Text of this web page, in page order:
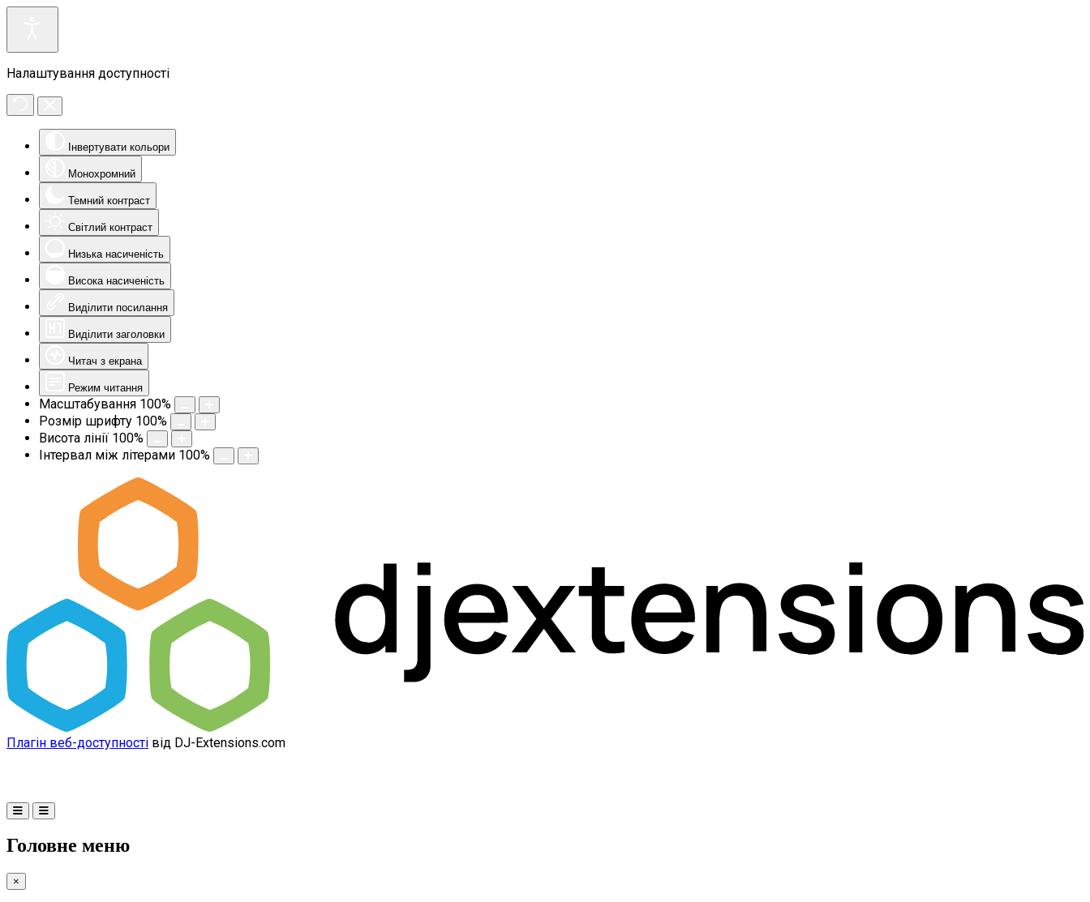
Налаштування доступності
Інвертувати кольори
Монохромний
Темний контраст
Світлий контраст
Низька насиченість
Висока насиченість
Виділити посилання
Виділити заголовки
Читач з екрана
Режим читання
Масштабування 100%
Розмір шрифту 100%
Висота лінії 100%
Інтервал між літерами 100%
Плагін веб-доступності від DJ-Extensions.com
Головне меню
×